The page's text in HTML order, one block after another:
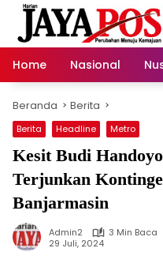
Langsung
konten
Home
Nasional
Beranda Berita
Berita Headline Metro
Kesit Budi
Terjunkan
Banjarmasin
Admin2
3 Min Baca
29 Juli, 2024